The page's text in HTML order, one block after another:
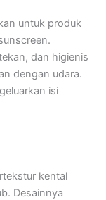
untuk produk
dan higienis
dengan udara.
isi
kental
Desainnya